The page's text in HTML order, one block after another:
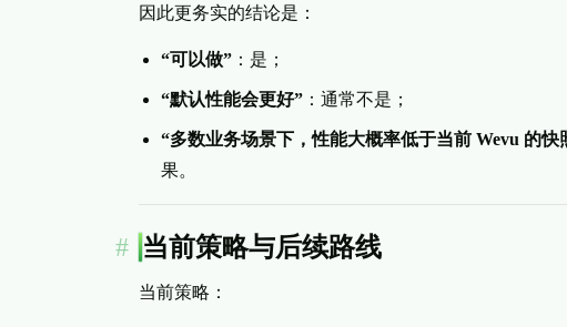
因此更务实的结论是：
“可以做” ：是；
“默认性能会更好” ：通常不是；
“多数业务场景下，性能大概率低于当前 Wevu 的快
果。
当前策略与后续路线
当前策略：